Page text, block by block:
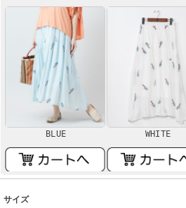
BLUE WHITE
サイズ